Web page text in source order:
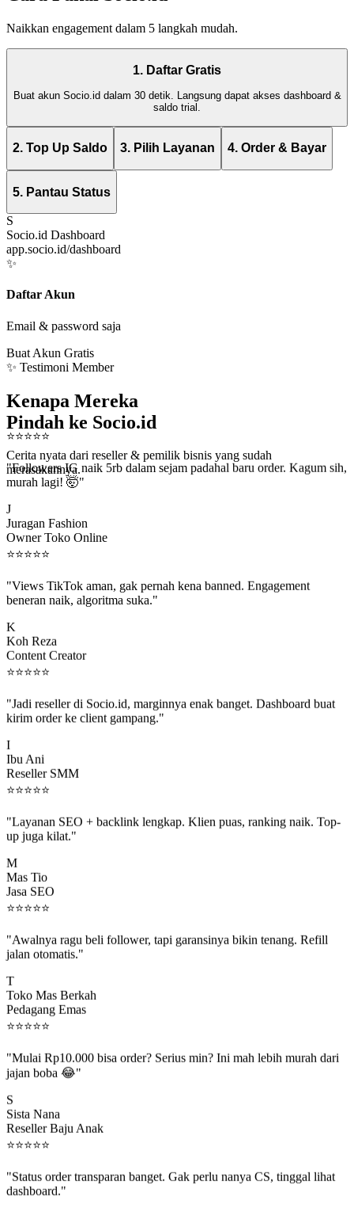
Naikkan engagement dalam 5 langkah mudah.
1. Daftar Gratis
Buat akun Socio.id dalam 30 detik. Langsung dapat akses dashboard &
saldo trial.
2. Top Up Saldo 3. Pilih Layanan 4. Order & Bayar
5. Pantau Status
S
Socio.id Dashboard
app.socio.id/dashboard
✨
Daftar Akun
Email & password saja
Buat Akun Gratis
✨ Testimoni Member
Kenapa Mereka
Pindah ke Socio.id
Cerita nyata dari reseller & pemilik bisnis yang sudah
merasakannya.
⭐⭐⭐⭐⭐
"Followers IG naik 5rb dalam sejam padahal baru order. Kagum sih,
murah lagi! 🤯"
Juragan Fashion
Owner Toko Online
⭐⭐⭐⭐ ⭐
beneran naik, algoritma suka."
Koh Reza
Content Creator
⭐⭐⭐⭐⭐
kirim order ke client gampang."
Ibu Ani
Reseller SMM
⭐⭐⭐⭐⭐
up juga kilat."
Mas Tio
Jasa SEO
⭐⭐⭐⭐⭐
jalan otomatis."
Toko Mas Berkah
Pedagang Emas
⭐⭐⭐⭐⭐
jajan boba 😂"
Sista Nana
Reseller Baju Anak
⭐⭐⭐⭐⭐
dashboard."